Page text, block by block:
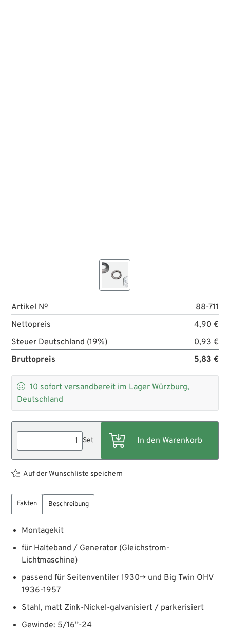
Artikel №
88-711
Nettopreis
4,90 €
Steuer Deutschland (19%)
0,93 €
Bruttopreis
5,83 €
 10 sofort versandbereit im Lager Würzburg,
Deutschland
Set
Auf der Wunschliste speichern
Fakten Beschreibung
Montagekit
für Halteband / Generator (Gleichstrom-
Lichtmaschine)
passend für Seitenventiler 1930→ und Big Twin OHV
1936-1957
Stahl, matt Zink-Nickel-galvanisiert / parkerisiert
Gewinde: 5/16”-24